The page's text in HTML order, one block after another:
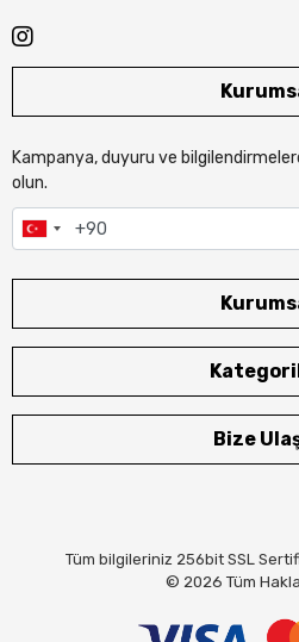
Kampanya, duyuru ve
olun.
Bize
Tüm bilgileriniz 256bit SSL
© 2026 Tüm